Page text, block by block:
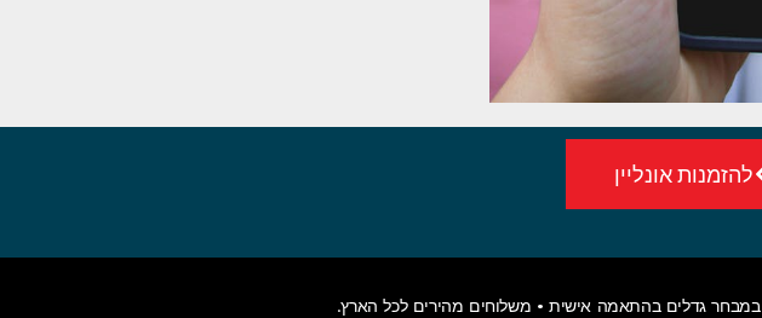
להזמנות אונליין
במבחר גדלים בהתאמה אישית • משלוחים מהירים לכל הארץ.